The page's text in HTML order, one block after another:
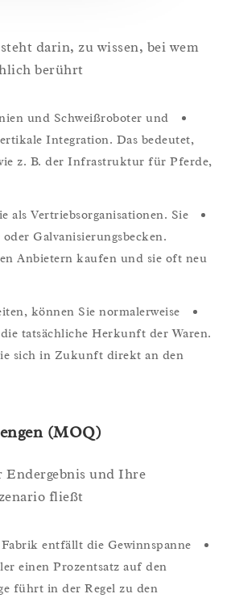
darin, zu wissen, bei wem
berührt.
und Schweißroboter und
Integration. Das bedeutet,
z. B. der Infrastruktur für Pferde,
als Vertriebsorganisationen. Sie
Galvanisierungsbecken.
Anbietern kaufen und sie oft neu
können Sie normalerweise
tatsächliche Herkunft der Waren.
sich in Zukunft direkt an den
(MOQ)
Endergebnis und Ihre
fließt.
entfällt die Gewinnspanne
einen Prozentsatz auf den
führt in der Regel zu den